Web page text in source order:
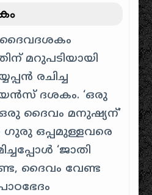
മറുപടിയായി
രചിച്ച
ദശകം. ‘ഒരു
ദൈവം മനുഷ്യന്’
ഒപ്പമുള്ളവരെ
‘ജാതി
ദൈവം വേണ്ട